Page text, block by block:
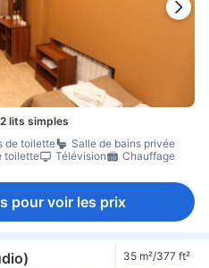
2 lits simples
de toilette
Salle de bains privée
toilette Télévision
Chauffage
pour voir les prix
35 m²/377 ft²